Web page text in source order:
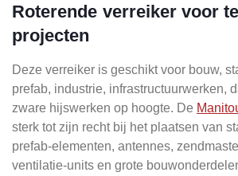
Roterende verreiker voor
projecten
Deze verreiker is geschikt voor bouw,
prefab, industrie, infrastructuurwerken,
zware hijswerken op hoogte. De
sterk tot zijn recht bij het plaatsen van
prefab-elementen, antennes,
ventilatie-units en grote